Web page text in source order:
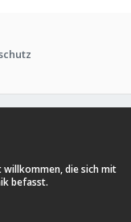
willkommen, die sich mit
befasst.